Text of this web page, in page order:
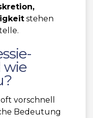
stehen
vorschnell
Bedeutung